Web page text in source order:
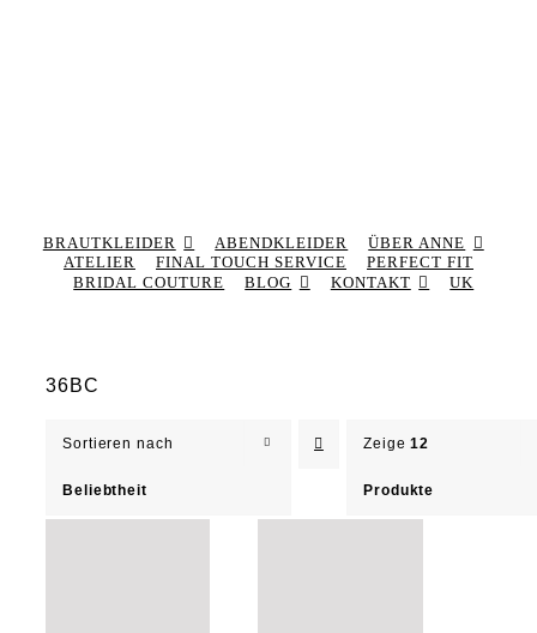
BRAUTKLEIDER ABENDKLEIDER
ÜBER ANNE
ATELIER
FINAL TOUCH SERVICE
PERFECT FIT
BRIDAL COUTURE
BLOG KONTAKT UK
36BC
Sortieren nach
Beliebtheit
Zeige12
Produkte